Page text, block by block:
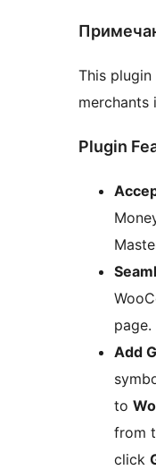
This
merchants
Plugin
page.
Add
to
from
click